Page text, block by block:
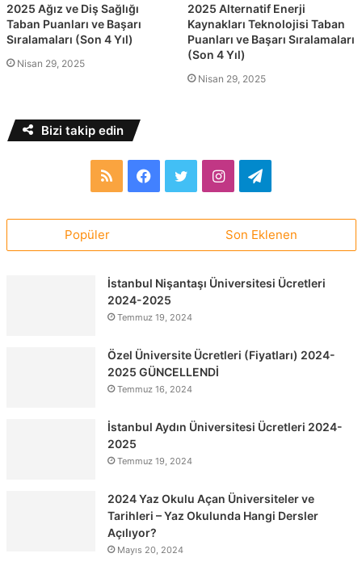
2025 Ağız ve Diş Sağlığı
Taban Puanları ve Başarı
Sıralamaları (Son 4 Yıl)
Nisan 29, 2025
2025 Alternatif Enerji
Kaynakları Teknolojisi Taban
Puanları ve Başarı Sıralamaları
(Son 4 Yıl)
Nisan 29, 2025
Bizi takip edin
RSS Facebook
TwitterInstagramTelegram
Popüler Son Eklenen
İstanbul Nişantaşı Üniversitesi Ücretleri
2024-2025
Temmuz 19, 2024
Özel Üniversite Ücretleri (Fiyatları) 2024-
2025 GÜNCELLENDİ
Temmuz 16, 2024
İstanbul Aydın Üniversitesi Ücretleri 2024-
2025
Temmuz 19, 2024
2024 Yaz Okulu Açan Üniversiteler ve
Tarihleri – Yaz Okulunda Hangi Dersler
Açılıyor?
Mayıs 20, 2024